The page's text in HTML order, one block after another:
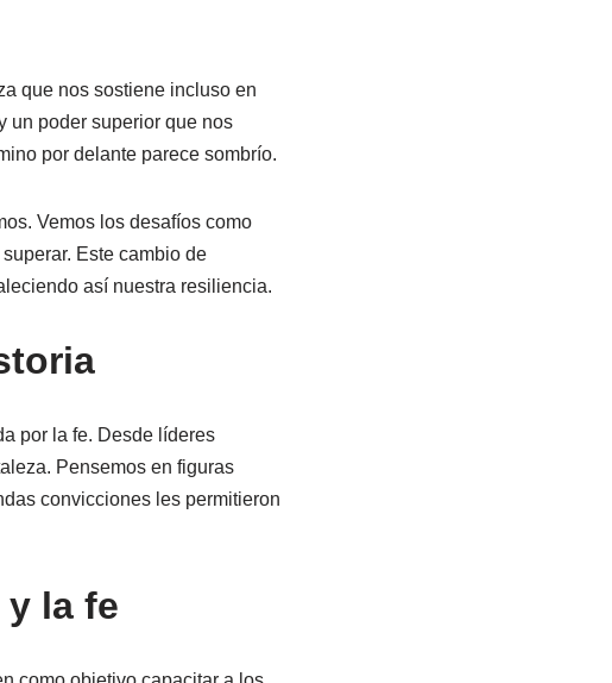
que nos sostiene incluso en
un poder superior que nos
por delante parece sombrío.
Vemos los desafíos como
Este cambio de
así nuestra resiliencia.
por la fe. Desde líderes
Pensemos en figuras
convicciones les permitieron
la fe